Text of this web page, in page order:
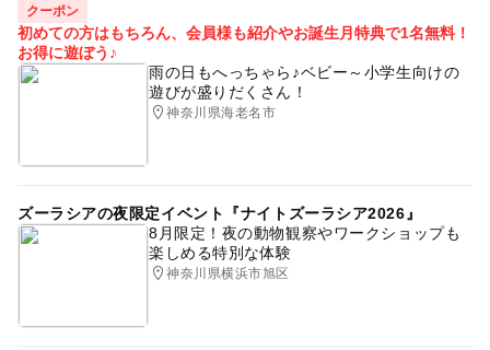
クーポン
初めての方はもちろん、会員様も紹介やお誕生月特典で1名無料！
お得に遊ぼう♪
雨の日もへっちゃら♪ベビー～小学生向けの
遊びが盛りだくさん！
神奈川県海老名市
ズーラシアの夜限定イベント『ナイトズーラシア2026』
8月限定！夜の動物観察やワークショップも
楽しめる特別な体験
神奈川県横浜市旭区